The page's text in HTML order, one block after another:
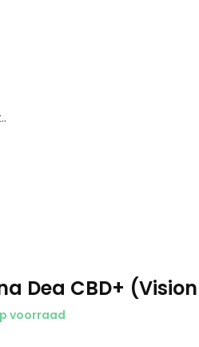
Dea CBD+
voorraad